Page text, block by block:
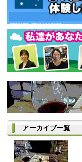
アーカイブ一覧